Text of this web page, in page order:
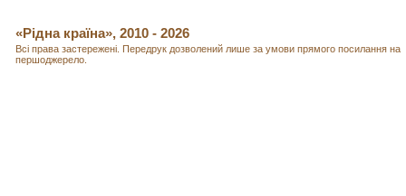
«Рідна країна», 2010 - 2026
Всі права застережені. Передрук дозволений лише за умови прямого посилання на
першоджерело.